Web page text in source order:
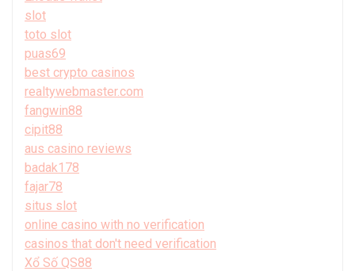
slot
toto slot
puas69
best crypto casinos
realtywebmaster.com
fangwin88
cipit88
aus casino reviews
badak178
fajar78
situs slot
online casino with no verification
casinos that don't need verification
Xổ Số QS88